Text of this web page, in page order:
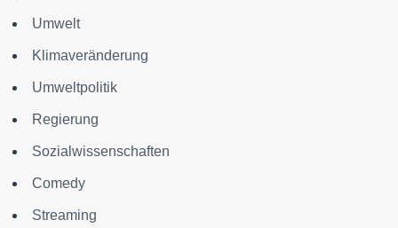
Umwelt
Klimaveränderung
Umweltpolitik
Regierung
Sozialwissenschaften
Comedy
Streaming